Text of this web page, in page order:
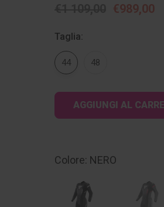
€989,00
Taglia:
44 48
Disponibilità
Colore: NERO